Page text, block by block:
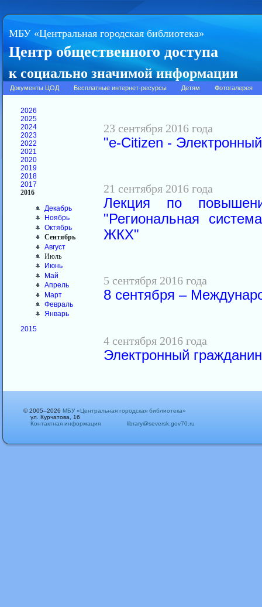
МБУ «Центральная городская библиотека»
Центр общественного доступа
к социально значимой информации
Документы ЦОД Бесплатные интернет-ресурсы Детям Фотогалерея
2026
2025
2024
2023
2022
2021
2020
2019
2018
2017
2016
Декабрь
Ноябрь
Октябрь
Сентябрь
Август
Июль
Июнь
Май
Апрель
Март
Февраль
Январь
2015
23 сентября 2016 года
"e-Citizen -
21 сентября 2016 года
Лекция по
"Региональная
ЖКХ"
5 сентября 2016 года
8 сентября –
4 сентября 2016 года
Электронный гражданин
© 2005–2026 МБУ «Центральная городская библиотека»
ул. Курчатова, 16
Контактная информация
library@seversk.gov70.ru